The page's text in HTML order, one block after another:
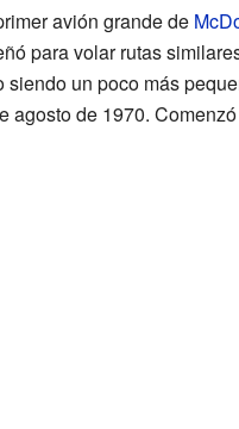
avión grande de
para volar rutas
siendo un poco más
agosto de 1970.